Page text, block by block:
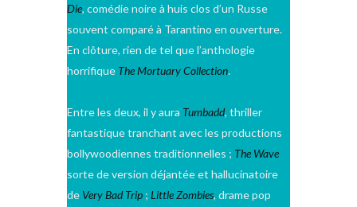
Die, comédie noire à huis clos d’un Russe
souvent comparé à Tarantino en ouverture.
En clôture, rien de tel que l’anthologie
horrifique The Mortuary Collection.
Entre les deux, il y aura Tumbadd, thriller
fantastique tranchant avec les productions
bollywoodiennes traditionnelles ; The Wave
sorte de version déjantée et hallucinatoire
de Very Bad Trip ; Little Zombies, drame pop